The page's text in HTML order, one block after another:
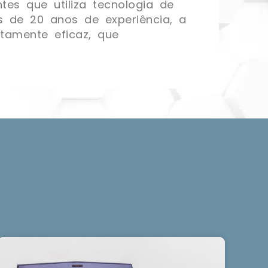
que utiliza tecnologia de
de 20 anos de experiência, a
eficaz, que